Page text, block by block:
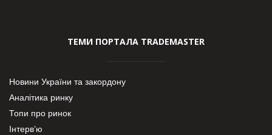
ТЕМИ ПОРТАЛА TRADEMASTER
Новини України та закордону
Аналітика ринку
Топи про ринок
Інтерв’ю